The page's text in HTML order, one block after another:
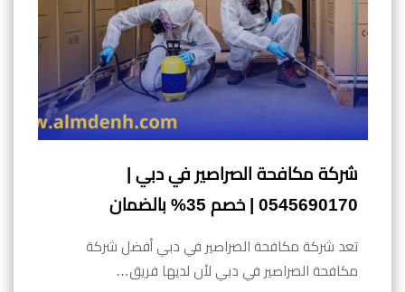
شركة مكافحة الصراصير في دبي |
0545690170 | خصم 35% بالضمان
تعد شركة مكافحة الصراصير في دبي أفضل شركة
مكافحة الصراصير في دبي لأن لديها فريق…